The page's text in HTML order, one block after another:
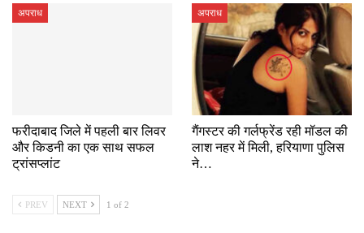
अपराध
फरीदाबाद जिले में पहली बार लिवर
और किडनी का एक साथ सफल
ट्रांसप्लांट
अपराध
गैंगस्टर की गर्लफ्रेंड रही मॉडल की
लाश नहर में मिली, हरियाणा पुलिस
ने…
PREV NEXT 1 of 2